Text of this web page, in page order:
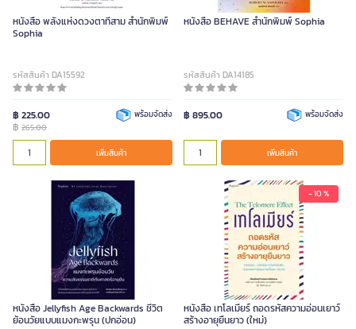
หนังสือ พลังแห่งดวงตาที่สาม สำนักพิมพ์
Sophia
รหัสสินค้า DA15592
฿ 225.00
฿ 265.00
พร้อมจัดส่ง
เพิ่มสินค้า
หนังสือ BEHAVE สำนักพิมพ์ Sophia
รหัสสินค้า DA14185
฿ 895.00 พร้อมจัดส่ง
เพิ่มสินค้า
หนังสือ Jellyfish Age Backwards ชีวิต
ย้อนวัยแบบแมงกะพรุน (ปกอ่อน)
- 10 %
หนังสือ เทโลเมียร์ ถอดรหัสความอ่อนเยาว์
สร้างอายุยืนยาว (ใหม่)